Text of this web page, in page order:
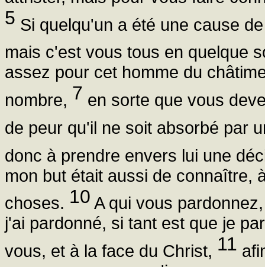
5 Si quelqu'un a été une cause
mais c'est vous tous en quelque
assez pour cet homme du
nombre, 7 en sorte que vous
de peur qu'il ne soit absorbé par
donc à prendre envers lui une
mon but était aussi de connaître,
choses. 10 A qui vous
j'ai pardonné, si tant est que je
vous, et à la face du Christ, 11